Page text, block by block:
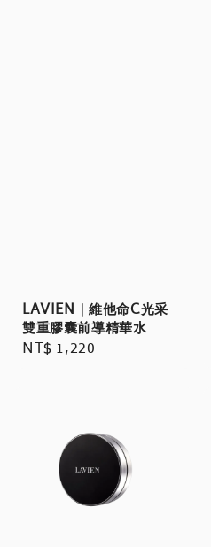
LAVIEN｜維他命C光采
雙重膠囊前導精華水
Regular
NT$ 1,220